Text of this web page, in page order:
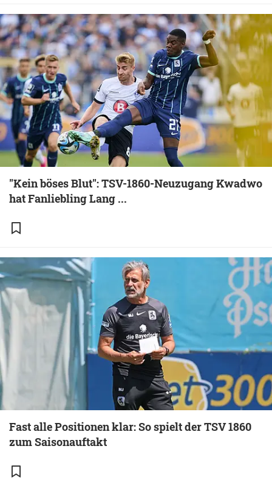
"Kein böses Blut": TSV-1860-Neuzugang Kwadwo
hat Fanliebling Lang ...
Fast alle Positionen klar: So spielt der TSV 1860
zum Saisonauftakt